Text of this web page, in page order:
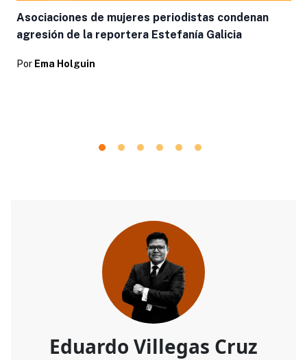
Asociaciones de mujeres periodistas condenan
agresión de la reportera Estefanía Galicia
Por Ema Holguin
Eduardo Villegas Cruz